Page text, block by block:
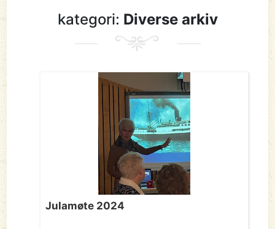
kategori: Diverse arkiv
Julamøte 2024